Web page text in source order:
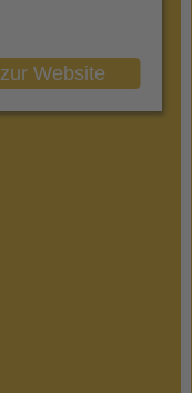
zur Website